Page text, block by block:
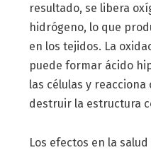
resultado, se libera
hidrógeno, lo que
en los tejidos. La
puede formar ácido
las células y
destruir la estructura
Los efectos en la